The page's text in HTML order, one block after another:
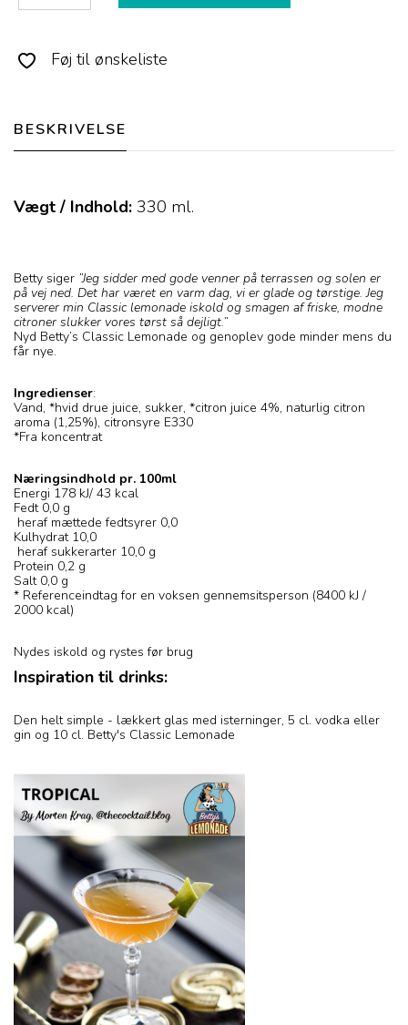
Føj til ønskeliste
BESKRIVELSE
Vægt / Indhold: 330 ml.
Betty siger ”Jeg sidder med gode venner på terrassen og solen er
på vej ned. Det har været en varm dag, vi er glade og tørstige. Jeg
serverer min Classic lemonade iskold og smagen af friske, modne
citroner slukker vores tørst så dejligt.”
Nyd Betty’s Classic Lemonade og genoplev gode minder mens du
får nye.
Ingredienser:
Vand, *hvid drue juice, sukker, *citron juice 4%, naturlig citron
aroma (1,25%), citronsyre E330
*Fra koncentrat
Næringsindhold pr. 100ml
Energi 178 kJ/ 43 kcal
Fedt 0,0 g
heraf mættede fedtsyrer 0,0
Kulhydrat 10,0
heraf sukkerarter 10,0 g
Protein 0,2 g
Salt 0,0 g
* Referenceindtag for en voksen gennemsitsperson (8400 kJ /
2000 kcal)
Nydes iskold og rystes før brug
Inspiration til drinks:
Den helt simple - lækkert glas med isterninger, 5 cl. vodka eller
gin og 10 cl. Betty's Classic Lemonade